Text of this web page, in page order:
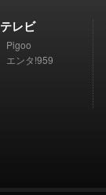
テレビ
Pigoo
エンタ!959